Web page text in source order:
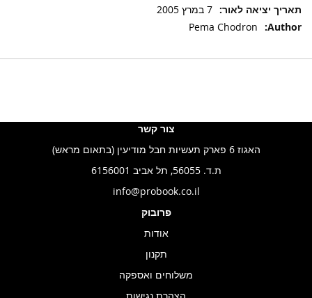
7 במרץ 2005
Pema Chodron
צור קשר
האגוז 6 פארק תעשיות חבל מודיעין (בתאום מראש)
ת.ד. 56055, תל אביב 6156001
info@probook.co.il
פרובוק
אודות
תקנון
משלוחים ואספקה